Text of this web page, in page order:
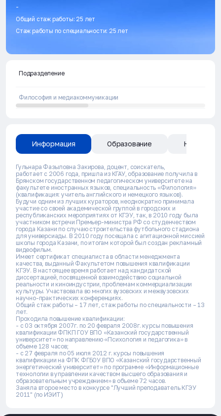
-
Общий стаж работы: 25 лет
Стаж работы по специальности: 25 лет
Подразделение
Философия и медиакоммуникации
Информация Образование
Гульнара Фазыловна Закирова, доцент, соискатель,
работает с 2006 года, пришла из КГАУ, образование получила в
Брянском государственном педагогическом университете на
факультете иностранных языков, специальность «Филология»
(квалификация: учитель английского и немецкого языков).
Будучи одним из лучших кураторов, неоднократно принимала
участие со своей академической группой в городских и
республиканских мероприятиях от КГЭУ, так, в 2010 году была
участником встречи Премьер-министра РФ со студенчеством
города Казани по случаю строительства футбольного стадиона
для универсиады. В 2010 году посещала с агитационной миссией
школы города Казани, по итогам которой был создан рекламный
видеофильм.
Имеет сертификат специалиста в области менеджмента
качества, выданный Факультетом повышения квалификации
КГЭУ. В настоящее время работает над кандидатской
диссертацией, посвященной взаимодействию социальной
реальности и киноиндустрии, проблемам коммерциализации
культуры. Участвовала во многих вузовских и межвузовских
научно-практических конференциях.
Общий стаж работы – 17 лет, стаж работы по специальности – 13
лет.
Проходила повышение квалификации:
- с 03 октября 2007г. по 20 февраля 2008г. курсы повышения
квалификации ФПКП ГОУ ВПО «Казанский государственный
университет» по направлению «Психология и педагогика» в
объеме 128 часов;
- с 27 февраля по 05 июля 2012 г. курсы повышения
квалификации на ФПК ФГБОУ ВПО «Казанский государственный
энергетический университет» по программе «Информационные
технологии в управлении качеством высшего образования и
образовательным учреждением» в объеме 72 часов.
Заняла второе место в конкурсе "Лучший преподаватель КГЭУ
2011" (по ИЭИТ)